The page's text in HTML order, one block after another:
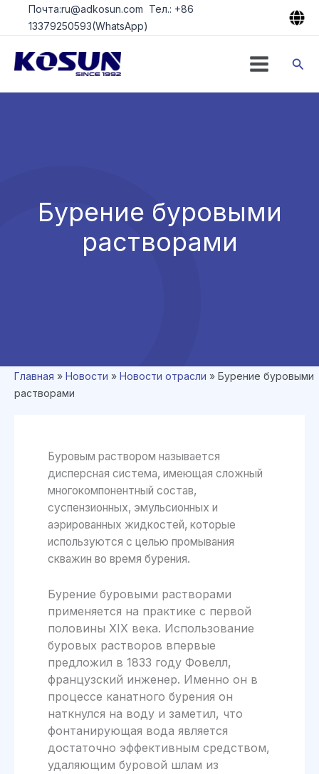
ПерейтиПочта:ru@adkosun.com Тел.: +86
13379250593(WhatsApp)
Бурение буровыми
растворами
Главная » Новости » Новости отрасли » Бурение буровыми
растворами
Буровым раствором называется
дисперсная система, имеющая сложный
многокомпонентный состав,
суспензионных, эмульсионных и
аэрированных жидкостей, которые
используются с целью промывания
скважин во время бурения.
Бурение буровыми растворами
применяется на практике с первой
половины XIX века. Использование
буровых растворов впервые
предложил в 1833 году Фовелл,
французский инженер. Именно он в
процессе канатного бурения он
наткнулся на воду и заметил, что
фонтанирующая вода является
достаточно эффективным средством,
удаляющим буровой шлам из